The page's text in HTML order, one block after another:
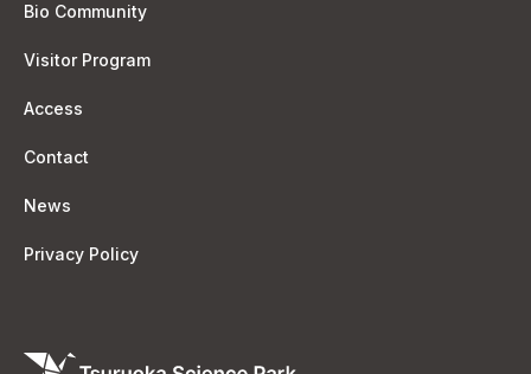
Bio Community
Visitor Program
Access
Contact
News
Privacy Policy